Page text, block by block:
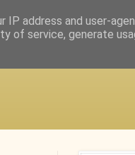
IP address and user-
of service, generate